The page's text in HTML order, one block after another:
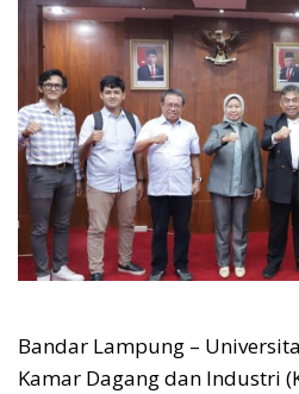
Bandar Lampung –
Kamar Dagang dan Industri